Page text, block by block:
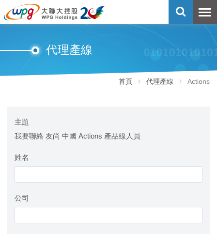
代理產線
首頁 代理產線 Actions
主題
我要聯絡 友尚 中國 Actions 產品線人員
姓名
公司